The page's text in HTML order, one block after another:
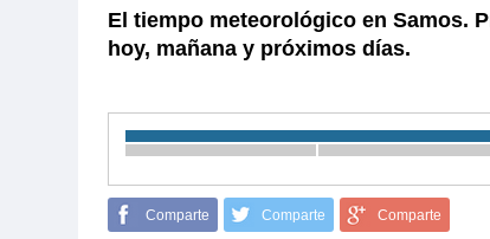
El tiempo meteorológico en Samos.
hoy, mañana y próximos días.
Comparte Comparte Comparte